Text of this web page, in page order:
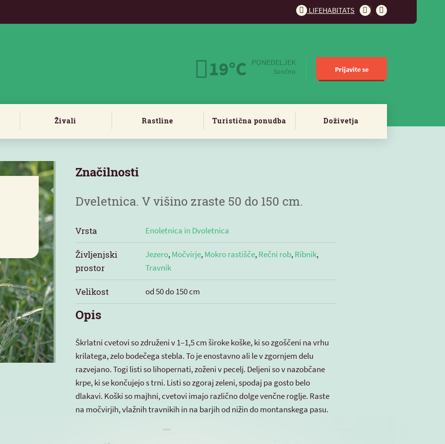
LIFEHABITATS
19°C PONEDELJEK
Sončno Prijavite se
Živali Rastline Turistična ponudba Doživetja
Značilnosti
Dveletnica. V višino zraste 50 do 150 cm.
Vrsta Enoletnica in Dvoletnica
Življenjski
prostor
Jezero,Močvirje,Mokro rastišče,Rečni rob,Ribnik,
Travnik
Velikost od 50 do 150 cm
Opis
Škrlatni cvetovi so združeni v 1–1,5 cm široke koške, ki so zgoščeni na vrhu
krilatega, zelo bodečega stebla. To je enostavno ali le v zgornjem delu
razvejano. Togi listi so lihopernati, zoženi v pecelj. Deljeni so v nazobčane
krpe, ki se končujejo s trni. Listi so zgoraj zeleni, spodaj pa gosto belo
dlakavi. Koški so majhni, cvetovi imajo različno dolge venčne roglje. Raste
na močvirjih, vlažnih travnikih in na barjih od nižin do montanskega pasu.